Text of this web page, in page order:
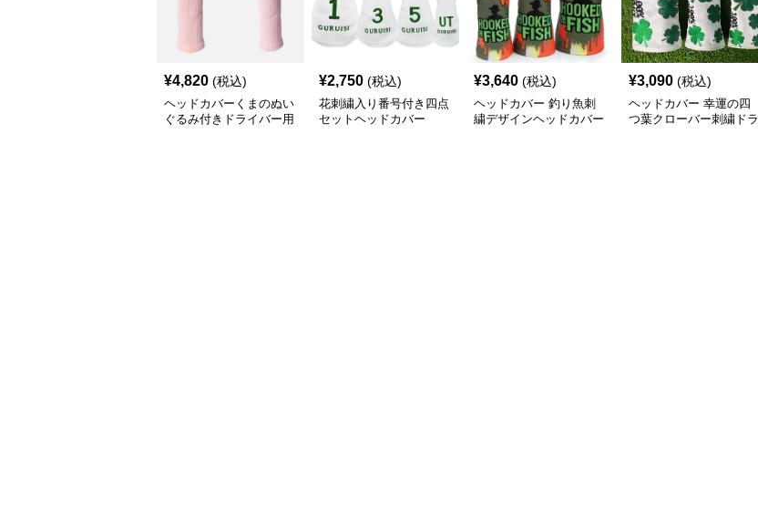
¥4,820 (税込)
ヘッドカバーくまのぬい
ぐるみ付きドライバー用
¥2,750 (税込)
花刺繍入り番号付き四点
セットヘッドカバー
¥3,640 (税込)
ヘッドカバー 釣り魚刺
繍デザインヘッドカバー
¥3,090 (税込)
ヘッドカバー 幸運の四
つ葉クローバー刺繍ドラ